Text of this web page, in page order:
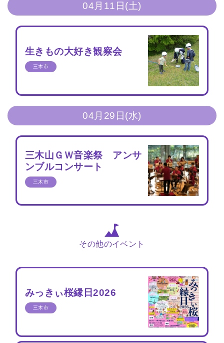
04月11日(土)
生きもの大好き観察会
三木市
04月29日(水)
三木山ＧＷ音楽祭 アンサ
ンブルコンサート
三木市
その他のイベント
みっきぃ桜縁日2026
三木市